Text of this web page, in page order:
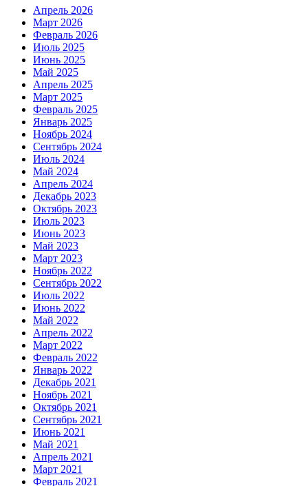
Апрель 2026
Март 2026
Февраль 2026
Июль 2025
Июнь 2025
Май 2025
Апрель 2025
Март 2025
Февраль 2025
Январь 2025
Ноябрь 2024
Сентябрь 2024
Июль 2024
Май 2024
Апрель 2024
Декабрь 2023
Октябрь 2023
Июль 2023
Июнь 2023
Май 2023
Март 2023
Ноябрь 2022
Сентябрь 2022
Июль 2022
Июнь 2022
Май 2022
Апрель 2022
Март 2022
Февраль 2022
Январь 2022
Декабрь 2021
Ноябрь 2021
Октябрь 2021
Сентябрь 2021
Июнь 2021
Май 2021
Апрель 2021
Март 2021
Февраль 2021